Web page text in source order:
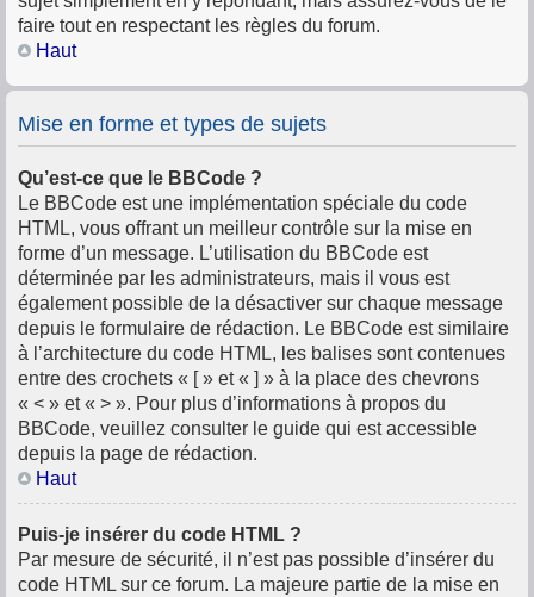
faire tout en respectant les règles du forum.
Haut
Mise en forme et types de sujets
Qu’est-ce que le BBCode ?
Le BBCode est une implémentation spéciale du code
HTML, vous offrant un meilleur contrôle sur la mise en
forme d’un message. L’utilisation du BBCode est
déterminée par les administrateurs, mais il vous est
également possible de la désactiver sur chaque message
depuis le formulaire de rédaction. Le BBCode est similaire
à l’architecture du code HTML, les balises sont contenues
entre des crochets « [ » et « ] » à la place des chevrons
« < » et « > ». Pour plus d’informations à propos du
BBCode, veuillez consulter le guide qui est accessible
depuis la page de rédaction.
Haut
Puis-je insérer du code HTML ?
Par mesure de sécurité, il n’est pas possible d’insérer du
code HTML sur ce forum. La majeure partie de la mise en